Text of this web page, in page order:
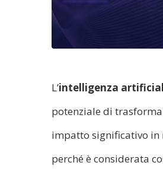
L’intelligenza
potenziale di
impatto significativo in
perché è considerata